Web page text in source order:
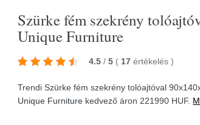
Szürke fém szekrény
Unique Furniture
4.5 / 5 ( 17 értékelés)
Trendi Szürke fém szekrény tolóajtóval
Unique Furniture kedvező áron 221990 HUF.